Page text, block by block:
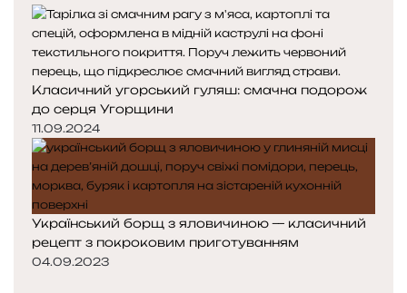
Класичний угорський гуляш: смачна подорож
до серця Угорщини
11.09.2024
Український борщ з яловичиною — класичний
рецепт з покроковим приготуванням
04.09.2023